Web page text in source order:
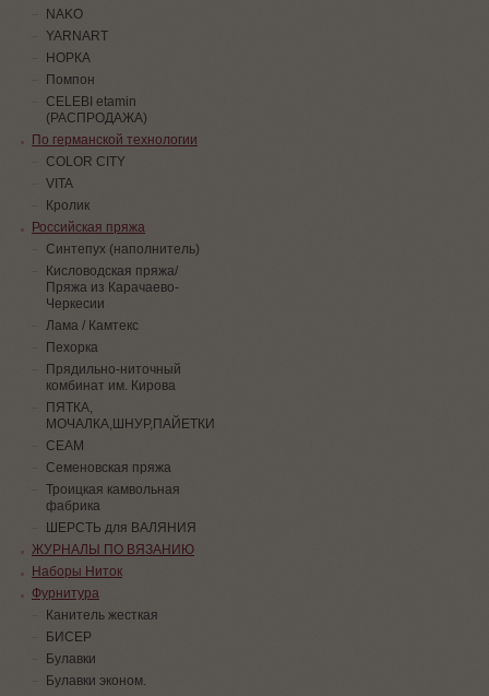
NAKO
YARNART
НОРКА
Помпон
СELEBI etamin
(РАСПРОДАЖА)
По германской технологии
COLOR CITY
VITA
Кролик
Российская пряжа
Синтепух (наполнитель)
Кисловодская пряжа/
Пряжа из Карачаево-
Черкесии
Лама / Камтекс
Пехорка
Прядильно-ниточный
комбинат им. Кирова
ПЯТКА,
МОЧАЛКА,ШНУР,ПАЙЕТКИ
СЕАМ
Семеновская пряжа
Троицкая камвольная
фабрика
ШЕРСТЬ для ВАЛЯНИЯ
ЖУРНАЛЫ ПО ВЯЗАНИЮ
Наборы Ниток
Фурнитура
Канитель жесткая
БИСЕР
Булавки
Булавки эконом.